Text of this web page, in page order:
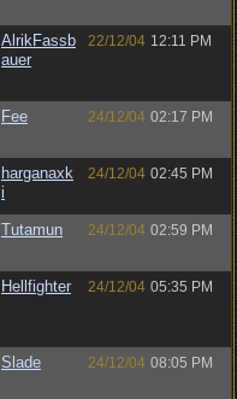
AlrikFassb
auer
22/12/04 12:11 PM
Fee 24/12/04 02:17 PM
harganaxk
i
24/12/04 02:45 PM
Tutamun 24/12/04 02:59 PM
Hellfighter 24/12/04 05:35 PM
Slade 24/12/04 08:05 PM